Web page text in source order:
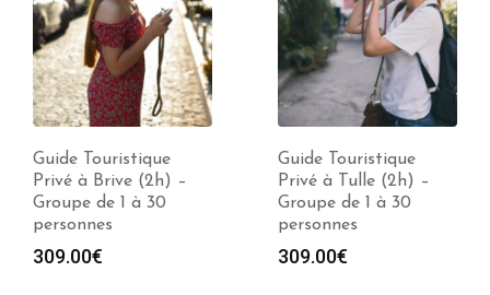
Guide Touristique
Privé à Brive (2h) –
Groupe de 1 à 30
personnes
309.00€
Guide Touristique
Privé à Tulle (2h) –
Groupe de 1 à 30
personnes
309.00€